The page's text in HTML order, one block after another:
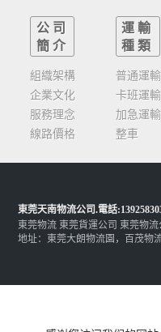
公司
簡介
組織架構
企業文化
服務理念
線路價格
運輸
種類
普通運輸
卡班運輸
加急運輸
整車
東莞天南物流公司.電話
東莞物流 東莞貨運公司 東莞物流
地址：東莞大朗物流園，百茂物